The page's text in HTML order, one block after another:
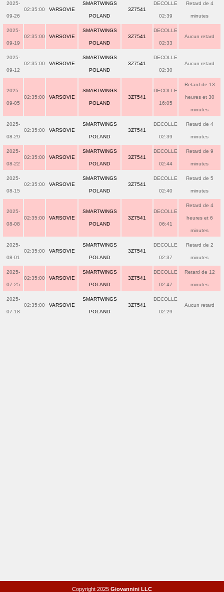
2025-
09-26
02:35:00 VARSOVIE
SMARTWINGS
POLAND
3Z7541
DECOLLE
02:39
Retard de 4
minutes
2025-
09-19
02:35:00 VARSOVIE
SMARTWINGS
POLAND
3Z7541
DECOLLE
02:33
Aucun retard
2025-
09-12
02:35:00 VARSOVIE
SMARTWINGS
POLAND
3Z7541
DECOLLE
02:30
Aucun retard
2025-
09-05
02:35:00 VARSOVIE
SMARTWINGS
POLAND
3Z7541
DECOLLE
16:05
Retard de 13
heures et 30
minutes
2025-
08-29
02:35:00 VARSOVIE
SMARTWINGS
POLAND
3Z7541
DECOLLE
02:39
Retard de 4
minutes
2025-
08-22
02:35:00 VARSOVIE
SMARTWINGS
POLAND
3Z7541
DECOLLE
02:44
Retard de 9
minutes
2025-
08-15
02:35:00 VARSOVIE
SMARTWINGS
POLAND
3Z7541
DECOLLE
02:40
Retard de 5
minutes
2025-
08-08
02:35:00 VARSOVIE
SMARTWINGS
POLAND
3Z7541
DECOLLE
06:41
Retard de 4
heures et 6
minutes
2025-
08-01
02:35:00 VARSOVIE
SMARTWINGS
POLAND
3Z7541
DECOLLE
02:37
Retard de 2
minutes
2025-
07-25
02:35:00 VARSOVIE
SMARTWINGS
POLAND
3Z7541
DECOLLE
02:47
Retard de 12
minutes
2025-
07-18
02:35:00 VARSOVIE
SMARTWINGS
POLAND
3Z7541
DECOLLE
02:29
Aucun retard
Copyright 2025 Giovannini LLC